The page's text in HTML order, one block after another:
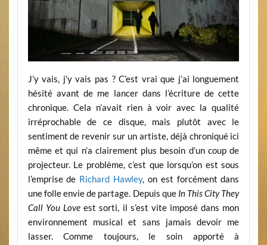
J’y vais, j’y vais pas ? C’est vrai que j’ai longuement
hésité avant de me lancer dans l’écriture de cette
chronique. Cela n’avait rien à voir avec la qualité
irréprochable de ce disque, mais plutôt avec le
sentiment de revenir sur un artiste, déjà chroniqué ici
même et qui n’a clairement plus besoin d’un coup de
projecteur. Le problème, c’est que lorsqu’on est sous
l’emprise de Richard Hawley, on est forcément dans
une folle envie de partage. Depuis que In This City They
Call You Loveest sorti, il s’est vite imposé dans mon
environnement musical et sans jamais devoir me
lasser. Comme toujours, le soin apporté à